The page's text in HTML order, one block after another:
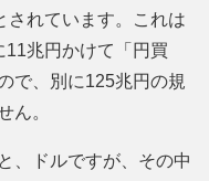
されています。これは
11兆円かけて「円買
で、別に125兆円の規
ん。
、ドルですが、その中